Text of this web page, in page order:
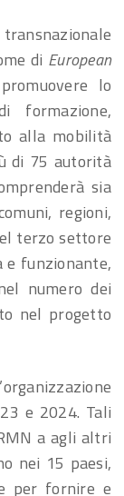
di European
lo
formazione,
alla mobilità
di 75 autorità
sia
regioni,
terzo settore
e funzionante,
numero dei
nel progetto
e 2024. Tali
a agli altri
nei 15 paesi,
per fornire e